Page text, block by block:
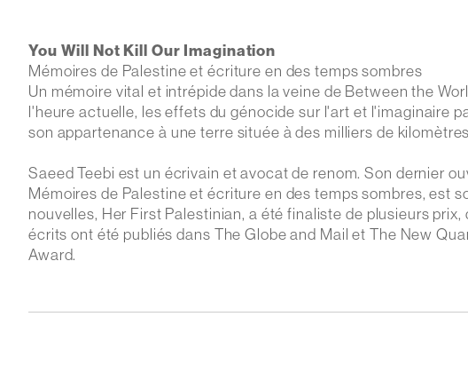
You Will Not Kill Our Imagination
Mémoires de Palestine et écriture en des temps sombres
Un mémoire vital et intrépide dans la veine de Between the
l'heure actuelle, les effets du génocide sur l'art et l'imaginaire
son appartenance à une terre située à des milliers de
Saeed Teebi est un écrivain et avocat de renom. Son dernier
Mémoires de Palestine et écriture en des temps sombres, est
nouvelles, Her First Palestinian, a été finaliste de plusieurs
écrits ont été publiés dans The Globe and Mail et The New
Award.